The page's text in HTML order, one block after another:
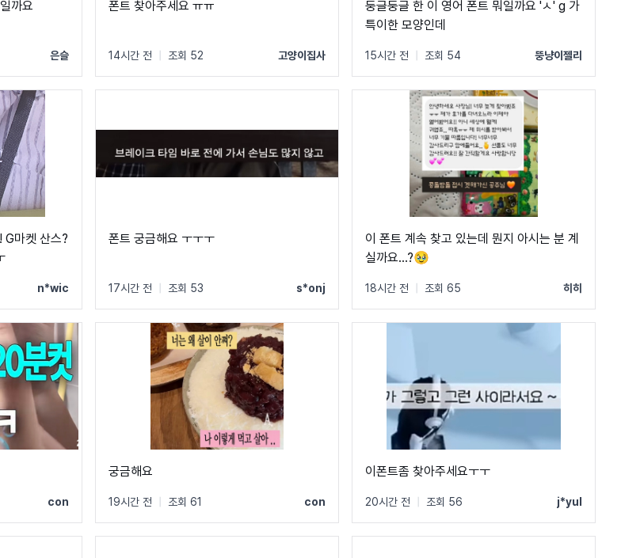
까요
은슬
폰트 찾아주세요 ㅠㅠ
14시간 전 조회 52 고양이집사
둥글둥글 한 이 영어 폰트 뭐일까요 'ㅅ' g 가
특이한 모양인데
15시간 전 조회 54 뚱냥이젤리
G마켓 산스?
n*wic
폰트 궁금해요 ㅜㅜㅜ
17시간 전 조회 53 s*onj
이 폰트 계속 찾고 있는데 뭔지 아시는 분 계
실까요...?🥹
18시간 전 조회 65 히히
con
궁금해요
19시간 전 조회 61 con
이폰트좀 찾아주세요ㅜㅜ
20시간 전 조회 56 j*yul